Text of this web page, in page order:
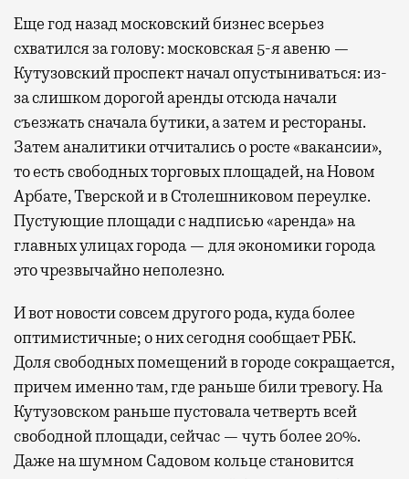
Еще год назад московский бизнес всерьез
схватился за голову: московская 5-я авеню —
Кутузовский проспект начал опустыниваться: из-
за слишком дорогой аренды отсюда начали
съезжать сначала бутики, а затем и рестораны.
Затем аналитики отчитались о росте «вакансии»,
то есть свободных торговых площадей, на Новом
Арбате, Тверской и в Столешниковом переулке.
Пустующие площади с надписью «аренда» на
главных улицах города — для экономики города
это чрезвычайно неполезно.
И вот новости совсем другого рода, куда более
оптимистичные; о них сегодня сообщает РБК.
Доля свободных помещений в городе сокращается,
причем именно там, где раньше били тревогу. На
Кутузовском раньше пустовала четверть всей
свободной площади, сейчас — чуть более 20%.
Даже на шумном Садовом кольце становится